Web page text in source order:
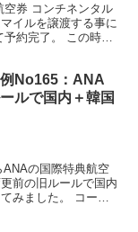
空券 コンチネンタル
イルを譲渡する事に
予約完了。 この時
No165：ANA
ルで国内＋韓国
ANAの国際特典航空
前の旧ルールで国内
みました。 コース